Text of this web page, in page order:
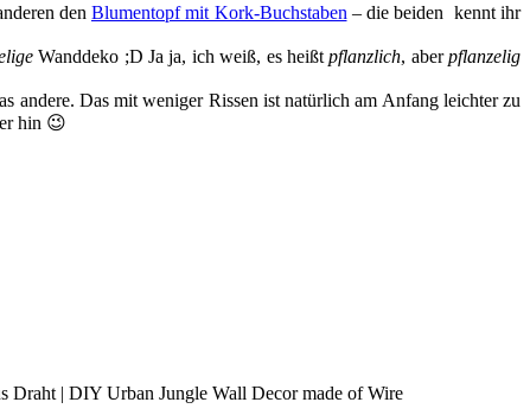
den Blumentopf mit Kork-Buchstaben – die beiden kennt ihr
Wanddeko ;D Ja ja, ich weiß, es heißtpflanzlich, aberpflanzelig
andere. Das mit weniger Rissen ist natürlich am Anfang leichter zu
hin 😉